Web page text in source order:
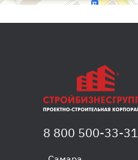
8 800 500-33-31